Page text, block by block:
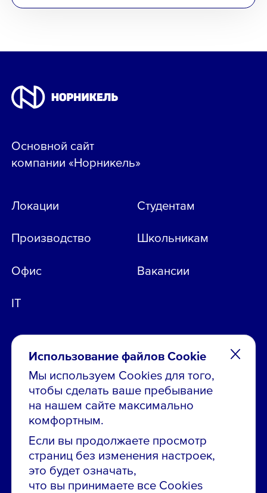
Использование файлов Cookie
Мы используем Cookies для того,
чтобы сделать ваше пребывание
на нашем сайте максимально
комфортным.
Если вы продолжаете просмотр
страниц без изменения настроек,
это будет означать,
что вы принимаете все Cookies
Остались вопросы по вакансиям?
Звони в контакт-центр:
8 800 700-19-43
Основной сайт
компании «Норникель»
Локации
Производство
Офис
IT
Студентам
Школьникам
Вакансии
Сообщить об ошибке на сайте
ПАО «ГМК «Норильский никель»